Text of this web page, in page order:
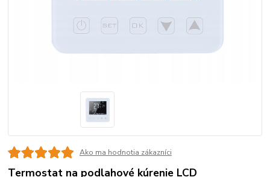
Ako ma hodnotia zákazníci
Termostat na podlahové kúrenie LCD